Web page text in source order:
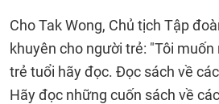
Cho Tak Wong, Chủ tịch Tập
khuyên cho người trẻ: "Tôi
trẻ tuổi hãy đọc. Đọc sách về
Hãy đọc những cuốn sách về